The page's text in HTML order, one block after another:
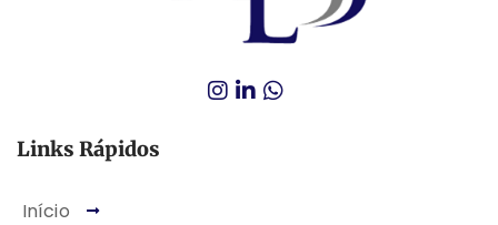
Links Rápidos
Início